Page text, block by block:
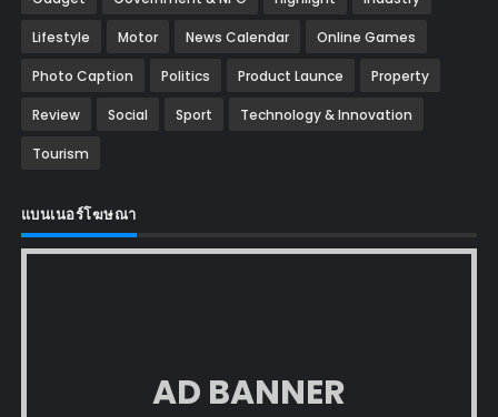
Lifestyle Motor News Calendar Online Games
Photo Caption Politics Product Launce Property
Review Social Sport Technology & Innovation
Tourism
แบนเนอร์โฆษณา
AD BANNER